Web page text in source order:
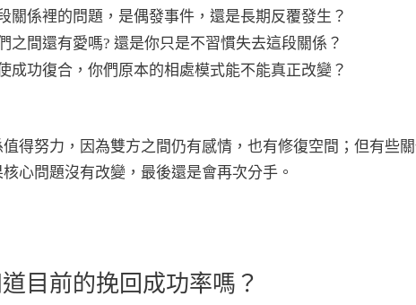
關係裡的問題，是偶發事件，還是長期反覆發生？
之間還有愛嗎? 還是你只是不習慣失去這段關係？
成功復合，你們原本的相處模式能不能真正改變？
值得努力，因為雙方之間仍有感情，也有修復空間；但有些
心問題沒有改變，最後還是會再次分手。
目前的挽回成功率嗎？